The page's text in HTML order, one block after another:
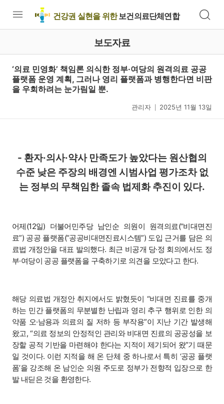
건강권 실현을 위한보건의료단체연합
보도자료
‘의료 민영화’ 책임론 의식한 정부·여당의 원격의료 공공
플랫폼 운영 계획, 그러나 영리 플랫폼과 병행한다면 비판
을 우회하려는 눈가림일 뿐.
관리자 2025년 11월 13일
- 환자·의사·약사 만족도가 높았다는 원산협의
수준 낮은 주장의 배경엔 시범사업 평가조차 없
는 정부의 무책임한 졸속 법제화 추진이 있다.
어제(12일) 더불어민주당 남인순 의원이 원격의료(“비대면진
료”) 공공 플랫폼(“공공비대면진료시스템”) 도입 근거를 담은 의
료법 개정안을 대표 발의했다. 최근 비공개 당·정 회의에서도 정
부·여당이 공공 플랫폼을 구축하기로 의견을 모았다고 한다.
해당 의료법 개정안 취지에서도 밝혔듯이 “비대면 진료를 중개
하는 민간 플랫폼의 무분별한 난립과 영리 추구 행위로 인한 의
약품 오·남용과 의료의 질 저하 등 부작용”이 지난 기간 발생해
왔고, “의료 정보의 안정적인 관리와 비대면 진료의 공공성을 보
장할 공적 기반을 마련해야 한다는 지적이 제기되어 왔”기 때문
일 것이다. 이런 지적을 해 온 단체 중 하나로서 특히 ‘공공 플랫
폼’을 강조해 온 남인순 의원 주도로 정부가 전향적 입장으로 한
발 내딛은 것을 환영한다.